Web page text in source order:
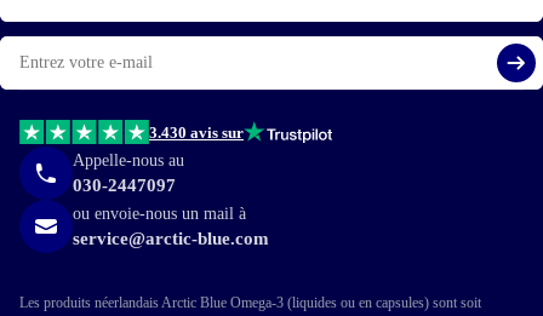
E-
mail
3.430 avis sur
Appelle-nous au
030-2447097
ou envoie-nous un mail à
service@arctic-blue.com
Les produits néerlandais Arctic Blue Omega-3 (liquides ou en capsules) sont soit